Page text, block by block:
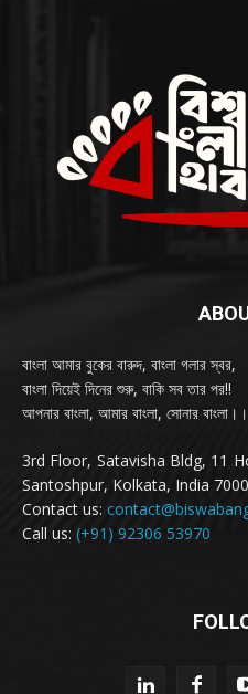
বাংলা আমার বুকের বারুদ, বাংলা গলার স্বর,
বাংলা দিয়েই দিনের শুরু, বাকি সব তার পর!!
আপনার বাংলা, আমার বাংলা, সোনার বাংলা।।
3rd Floor, Satavisha Bldg, 11
Santoshpur, Kolkata, India
Contact us:
Call us: (+91) 92306 53970